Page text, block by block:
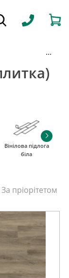
...
Вінілова підлога
біла
За пріорітетом